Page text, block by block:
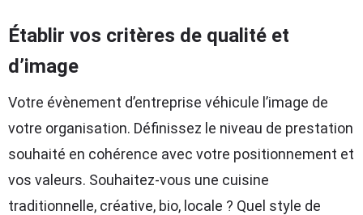
Établir vos critères de qualité et
d’image
Votre évènement d’entreprise véhicule l’image de
votre organisation. Définissez le niveau de prestation
souhaité en cohérence avec votre positionnement et
vos valeurs. Souhaitez-vous une cuisine
traditionnelle, créative, bio, locale ? Quel style de